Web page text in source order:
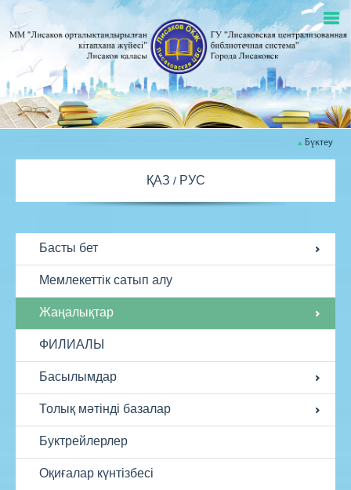
Бүктеу
ҚАЗ РУС
Басты бет
Мемлекеттік сатып алу
Жаңалықтар
ФИЛИАЛЫ
Басылымдар
Толық мәтінді базалар
Буктрейлерлер
Оқиғалар күнтізбесі